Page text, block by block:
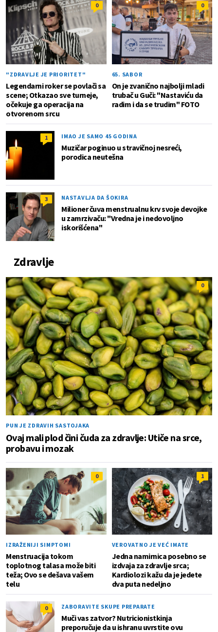
0
"ZDRAVLJE JE PRIORITET"
Legendarni roker se povlači sa
scene; Otkazao sve turneje,
očekuje ga operacija na
otvorenom srcu
0
65. SABOR
On je zvanično najbolji mladi
trubač u Guči: "Nastaviću da
radim i da se trudim" FOTO
1 IMAO JE SAMO 45 GODINA
Muzičar poginuo u stravičnoj nesreći,
porodica neutešna
3 NASTAVLJA DA ŠOKIRA
Milioner čuva menstrualnu krv svoje devojke
u zamrzivaču: "Vredna je i nedovoljno
iskorišćena"
Zdravlje
0
PUN JE ZDRAVIH SASTOJAKA
Ovaj mali plod čini čuda za zdravlje: Utiče na srce,
probavu i mozak
0
IZRAŽENIJI SIMPTOMI
Menstruacija tokom
toplotnog talasa može biti
teža; Ovo se dešava vašem
telu
1
VEROVATNO JE VEĆ IMATE
Jedna namirnica posebno se
izdvaja za zdravlje srca;
Kardiolozi kažu da je jedete
dva puta nedeljno
0 ZABORAVITE SKUPE PREPARATE
Muči vas zatvor? Nutricionistkinja
preporučuje da u ishranu uvrstite ovu